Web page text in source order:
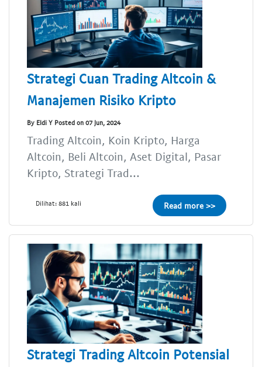
Strategi Cuan Trading Altcoin &
Manajemen Risiko Kripto
By Eldi Y Posted on 07 Jun, 2024
Trading Altcoin, Koin Kripto, Harga
Altcoin, Beli Altcoin, Aset Digital, Pasar
Kripto, Strategi Trad...
Dilihat: 881 kali Read more >>
Strategi Trading Altcoin Potensial